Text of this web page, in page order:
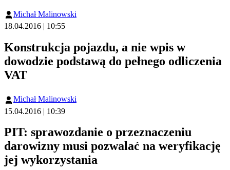
Michał Malinowski
18.04.2016 | 10:55
Konstrukcja pojazdu, a nie wpis w
dowodzie podstawą do pełnego odliczenia
VAT
Michał Malinowski
15.04.2016 | 10:39
PIT: sprawozdanie o przeznaczeniu
darowizny musi pozwalać na weryfikację
jej wykorzystania